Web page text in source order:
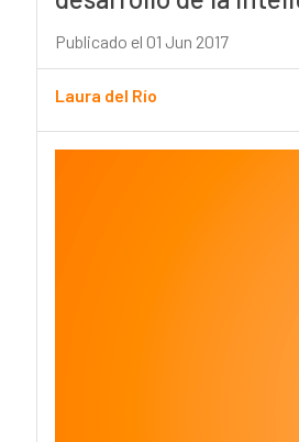
Publicado el 01 Jun 2017
Laura del Río